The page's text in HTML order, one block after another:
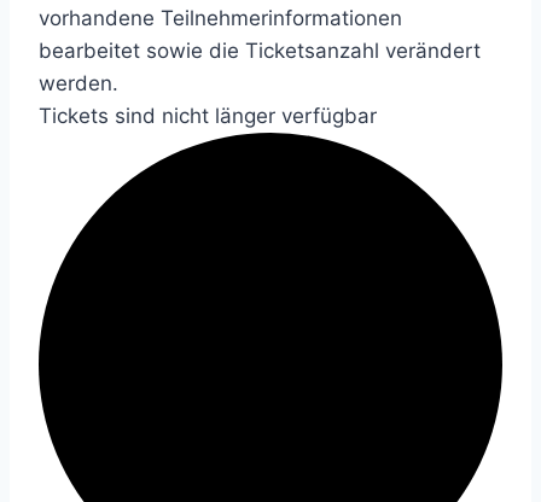
vorhandene Teilnehmerinformationen
bearbeitet sowie die Ticketsanzahl verändert
werden.
Tickets sind nicht länger verfügbar